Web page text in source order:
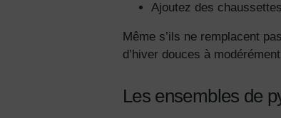
Ajoutez des
Même s’ils ne remplacent
d’hiver douces à
Les ensembles de